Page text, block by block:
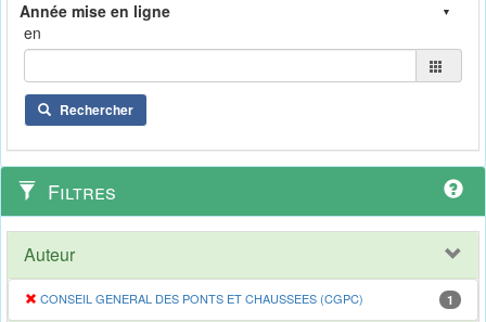
en
Rechercher
Filtres
Auteur
CONSEIL GENERAL DES PONTS ET CHAUSSEES (CGPC) 1